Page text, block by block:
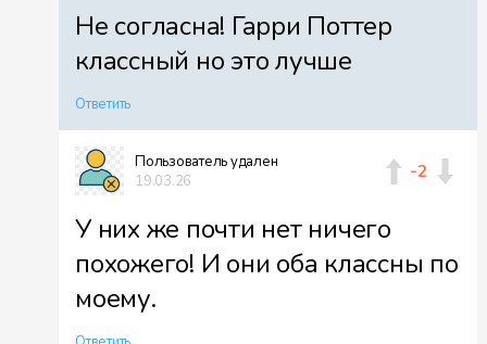
Файл 55
Файл 56
Не согласна! Гарри Поттер
классный но это лучше
Ответить
Пользователь удален
19.03.26
-2
У них же почти нет ничего
похожего! И они оба классны по
моему.